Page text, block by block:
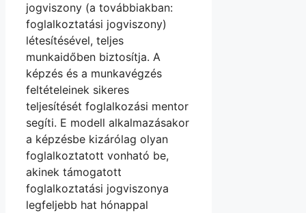
jogviszony (a továbbiakban:
foglalkoztatási jogviszony)
létesítésével, teljes
munkaidőben biztosítja. A
képzés és a munkavégzés
feltételeinek sikeres
teljesítését foglalkozási mentor
segíti. E modell alkalmazásakor
a képzésbe kizárólag olyan
foglalkoztatott vonható be,
akinek támogatott
foglalkoztatási jogviszonya
legfeljebb hat hónappal